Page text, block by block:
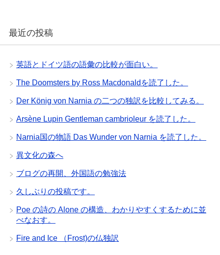
最近の投稿
英語とドイツ語の語彙の比較が面白い。
The Doomsters by Ross Macdonaldを読了した。
Der König von Narnia の二つの独訳を比較してみる。
Arsène Lupin Gentleman cambrioleur を読了した。
Narnia国の物語 Das Wunder von Narnia を読了した。
異文化の森へ
ブログの再開、外国語の勉強法
久しぶりの投稿です。
Poe の詩の Alone の構造、わかりやすくするために並
べなおす。
Fire and Ice （Frost)の仏独訳